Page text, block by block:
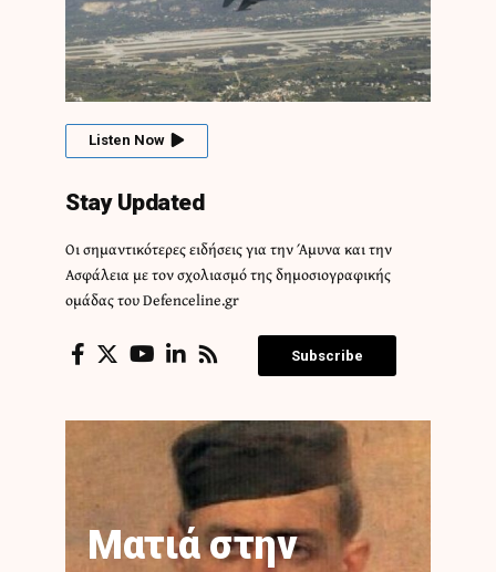
Listen Now
Stay Updated
Οι σημαντικότερες ειδήσεις για την Άμυνα και την
Ασφάλεια με τον σχολιασμό της δημοσιογραφικής
ομάδας του Defenceline.gr
Subscribe
Ματιά στην